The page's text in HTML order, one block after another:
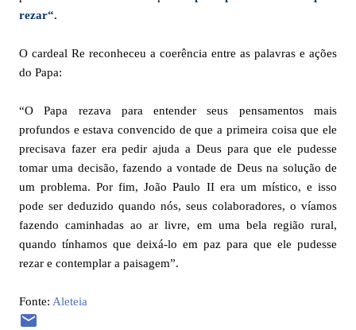
rezar“.
O cardeal Re reconheceu a coerência entre as palavras e ações
do Papa:
“O Papa rezava para entender seus pensamentos mais
profundos e estava convencido de que a primeira coisa que ele
precisava fazer era pedir ajuda a Deus para que ele pudesse
tomar uma decisão, fazendo a vontade de Deus na solução de
um problema. Por fim, João Paulo II era um místico, e isso
pode ser deduzido quando nós, seus colaboradores, o víamos
fazendo caminhadas ao ar livre, em uma bela região rural,
quando tínhamos que deixá-lo em paz para que ele pudesse
rezar e contemplar a paisagem”.
Fonte: Aleteia